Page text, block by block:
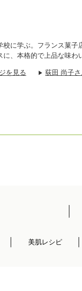
校に学ぶ。フランス菓
に、本格的で上品な味わ
を見る ▶ 荻田 尚子
美肌レシピ